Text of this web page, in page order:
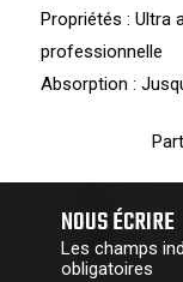
Propriétés : Ultra
professionnelle
Absorption :
NOUS ÉCRIRE
Les champs
obligatoires